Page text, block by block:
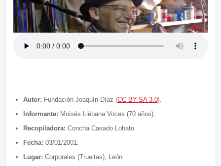
Autor: Fundación Joaquín Díaz [CC BY-SA 3.0].
Informante: Moisés Liébana Voces (70 años).
Recopiladora: Concha Casado Lobato.
Fecha: 03/01/2001.
Lugar: Corporales (Trueitas), León.